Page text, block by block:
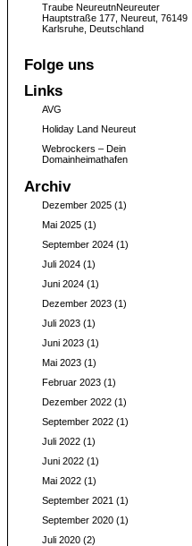
Traube NeureutnNeureuter
Hauptstraße 177, Neureut, 76149
Karlsruhe, Deutschland
Folge uns
Links
AVG
Holiday Land Neureut
Webrockers – Dein
Domainheimathafen
Archiv
Dezember 2025(1)
Mai 2025(1)
September 2024(1)
Juli 2024(1)
Juni 2024(1)
Dezember 2023(1)
Juli 2023(1)
Juni 2023(1)
Mai 2023(1)
Februar 2023(1)
Dezember 2022(1)
September 2022(1)
Juli 2022(1)
Juni 2022(1)
Mai 2022(1)
September 2021 (1)
September 2020(1)
Juli 2020(2)